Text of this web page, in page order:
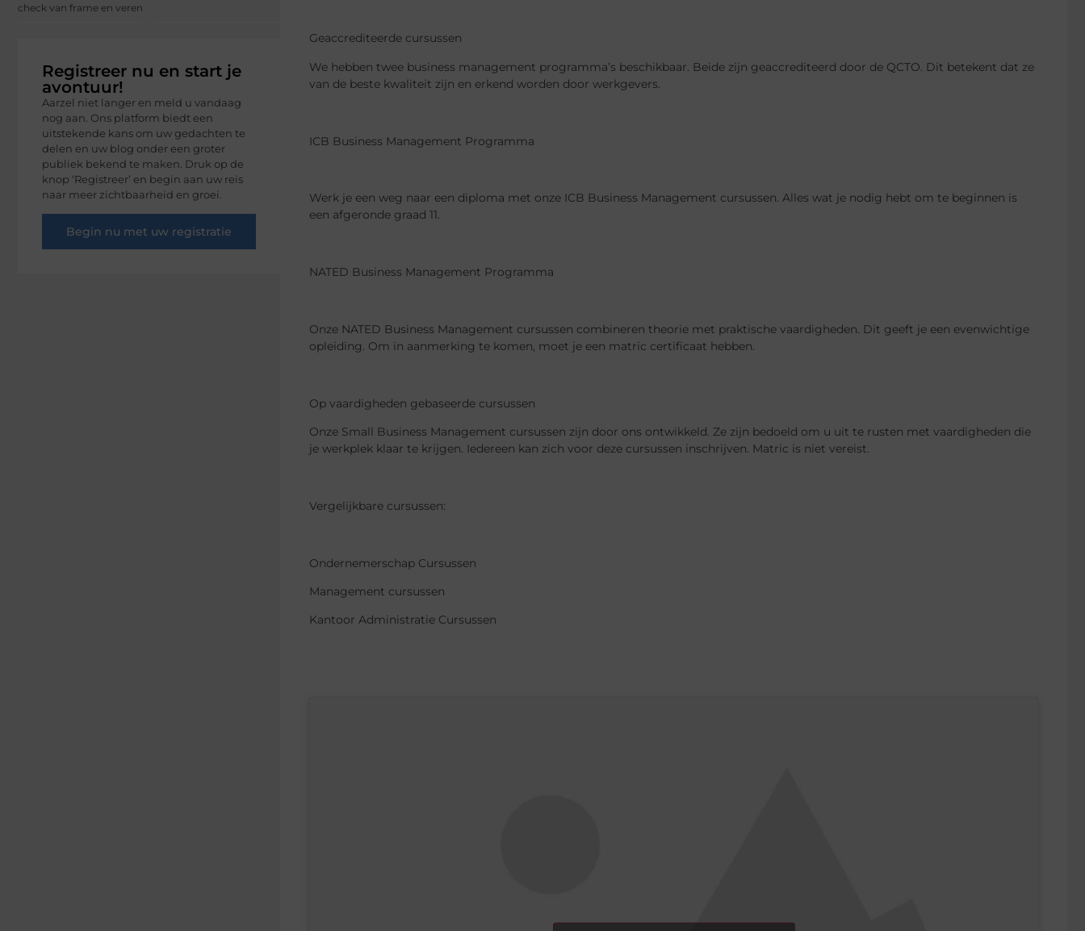
check van frame en veren
Registreer nu en start je
avontuur!
Aarzel niet langer en meld u vandaag
nog aan. Ons platform biedt een
uitstekende kans om uw gedachten te
delen en uw blog onder een groter
publiek bekend te maken. Druk op de
knop ‘Registreer’ en begin aan uw reis
naar meer zichtbaarheid en groei.
Begin nu met uw registratie
Geaccrediteerde cursussen
We hebben twee business management programma’s beschikbaar. Beide zijn geaccrediteerd door de QCTO. Dit betekent dat ze
van de beste kwaliteit zijn en erkend worden door werkgevers.
ICB Business Management Programma
Werk je een weg naar een diploma met onze ICB Business Management cursussen. Alles wat je nodig hebt om te beginnen is
een afgeronde graad 11.
NATED Business Management Programma
Onze NATED Business Management cursussen combineren theorie met praktische vaardigheden. Dit geeft je een evenwichtige
opleiding. Om in aanmerking te komen, moet je een matric certificaat hebben.
Op vaardigheden gebaseerde cursussen
Onze Small Business Management cursussen zijn door ons ontwikkeld. Ze zijn bedoeld om u uit te rusten met vaardigheden die
je werkplek klaar te krijgen. Iedereen kan zich voor deze cursussen inschrijven. Matric is niet vereist.
Vergelijkbare cursussen:
Ondernemerschap Cursussen
Management cursussen
Kantoor Administratie Cursussen